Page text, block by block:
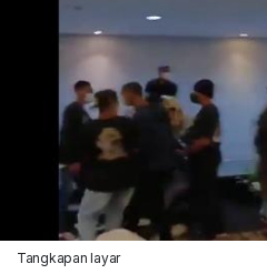
Tangkapan layar